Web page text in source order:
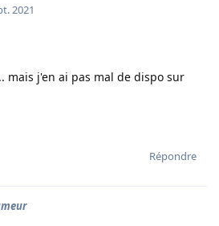
2021
mais j'en ai pas mal de dispo sur
Répondre